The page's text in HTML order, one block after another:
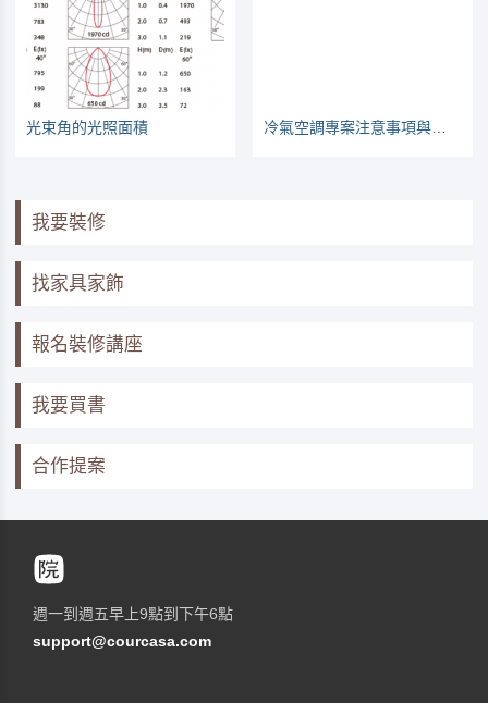
光束角的光照面積
我要裝修
找家具家飾
報名裝修講座
我要買書
合作提案
週一到週五早上9點到下午6點
support@courcasa.com